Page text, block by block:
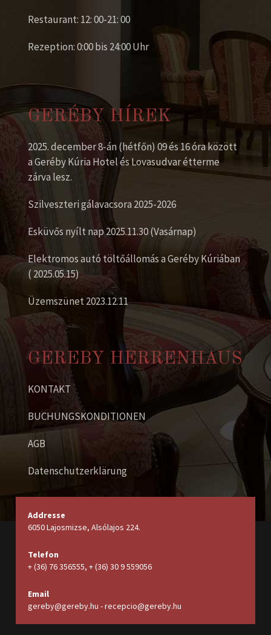
Restaurant: 12: 00-21: 00
Rezeption: 0:00 bis 24:00 Uhr
GERÉBY HÍREK
2025. december 8-án (hétfőn) 09 és 16 óra között
a Geréby Kúria Hotel és Lovasudvar étterme
zárva lesz.
Szilveszteri gálavacsora 2025-2026
Esküvős nyílt nap 2025.11.30 (Vasárnap)
Elektromos autó töltőállomás a Geréby Kúriában
( 2025.05.15)
Üzemszünet 2023.12.11
GEREBY HERRENHAUS
KONTAKT
BUCHUNGSKONDITIONEN
AGB
Datenschutzerklärung
Addresse
6050 Lajosmizse, Alsólajos 224.
Telefon
+ (36) 76 356555, + (36) 30 9 559056
Email
gereby@gereby.hu - recepcio@gereby.hu